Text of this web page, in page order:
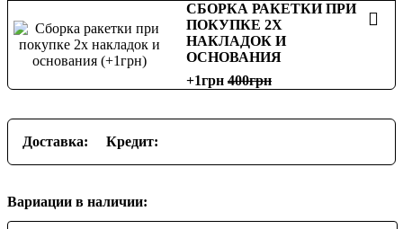
СБОРКА РАКЕТКИ ПРИ
ПОКУПКЕ 2Х
НАКЛАДОК И
ОСНОВАНИЯ
+1грн 400
Доставка: Кредит:
Вариации в наличии: